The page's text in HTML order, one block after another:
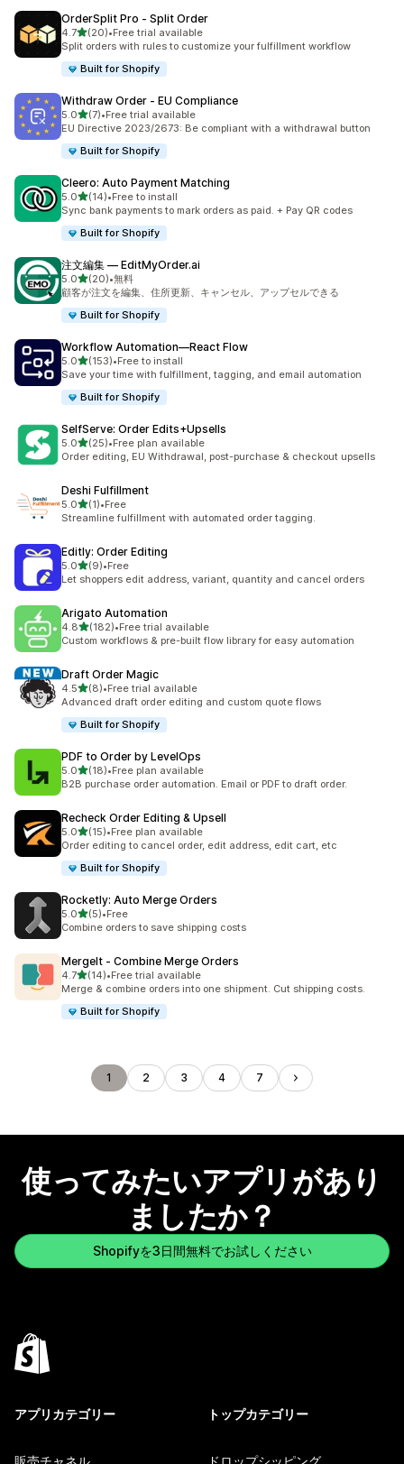
OrderSplit Pro ‑ Split Order
4.75つ星中
(20)
合計レビュー数：20件
•Free trial available
Split orders with rules to customize your fulfillment workflow
Built for Shopify
Withdraw Order ‑ EU Compliance
5.05つ星中
(7)
合計レビュー数：7件
•Free trial available
EU Directive 2023/2673: Be compliant with a withdrawal button
Built for Shopify
Cleero: Auto Payment Matching
5.05つ星中
(14)
合計レビュー数：14件
•Free to install
Sync bank payments to mark orders as paid. + Pay QR codes
Built for Shopify
注文編集 — EditMyOrder.ai
5.05つ星中
(20)
合計レビュー数：20件
•無料
顧客が注文を編集、住所更新、キャンセル、アップセルできる
Built for Shopify
Workflow Automation—React Flow
5.05つ星中
(153)
合計レビュー数：153件
•Free to install
Save your time with fulfillment, tagging, and email automation
Built for Shopify
SelfServe: Order Edits+Upsells
5.05つ星中
(25)
合計レビュー数：25件
•Free plan available
Order editing, EU Withdrawal, post-purchase & checkout upsells
Deshi Fulfillment
5.05つ星中
(1)
合計レビュー数：1件
•Free
Streamline fulfillment with automated order tagging.
Editly: Order Editing
5.05つ星中
(9)
合計レビュー数：9件
•Free
Let shoppers edit address, variant, quantity and cancel orders
Arigato Automation
4.85つ星中
(182)
合計レビュー数：182件
•Free trial available
Custom workflows & pre-built flow library for easy automation
Draft Order Magic
4.55つ星中
(8)
合計レビュー数：8件
•Free trial available
Advanced draft order editing and custom quote flows
Built for Shopify
PDF to Order by LevelOps
5.05つ星中
(18)
合計レビュー数：18件
•Free plan available
B2B purchase order automation. Email or PDF to draft order.
Recheck Order Editing & Upsell
5.05つ星中
(15)
合計レビュー数：15件
•Free plan available
Order editing to cancel order, edit address, edit cart, etc
Built for Shopify
Rocketly: Auto Merge Orders
5.05つ星中
(5)
合計レビュー数：5件
•Free
Combine orders to save shipping costs
MergeIt ‑ Combine Merge Orders
4.75つ星中
(14)
合計レビュー数：14件
•Free trial available
Merge & combine orders into one shipment. Cut shipping costs.
Built for Shopify
1 2 3 4 7
使ってみたいアプリがあり
ましたか？
Shopifyを3日間無料でお試しください
アプリカテゴリー
販売チャネル
トップカテゴリー
ドロップシッピング